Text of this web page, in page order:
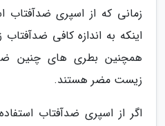
زمانی که از اسپری
اینکه به اندازه کافی
همچنین بطری های چنین
زیست مضر هستند.
اگر از اسپری ضدآفتاب